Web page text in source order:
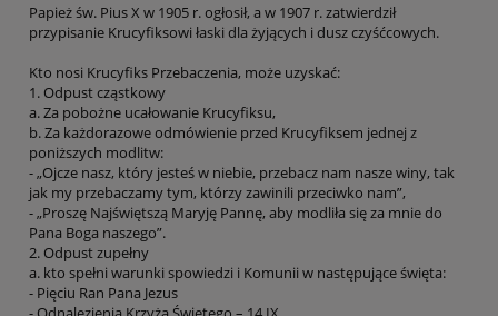
Papież św. Pius X w 1905 r. ogłosił, a w 1907 r. zatwierdził
przypisanie Krucyfiksowi łaski dla żyjących i dusz czyśćcowych.
Kto nosi Krucyfiks Przebaczenia, może uzyskać:
1. Odpust cząstkowy
a. Za pobożne ucałowanie Krucyfiksu,
b. Za każdorazowe odmówienie przed Krucyfiksem jednej z
poniższych modlitw:
- „Ojcze nasz, który jesteś w niebie, przebacz nam nasze winy, tak
jak my przebaczamy tym, którzy zawinili przeciwko nam”,
- „Proszę Najświętszą Maryję Pannę, aby modliła się za mnie do
Pana Boga naszego”.
2. Odpust zupełny
a. kto spełni warunki spowiedzi i Komunii w następujące święta:
- Pięciu Ran Pana Jezus